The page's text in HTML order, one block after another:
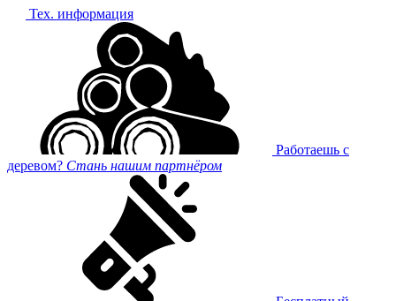
Тех. информация
Работаешь с
деревом? Стань нашим партнёром